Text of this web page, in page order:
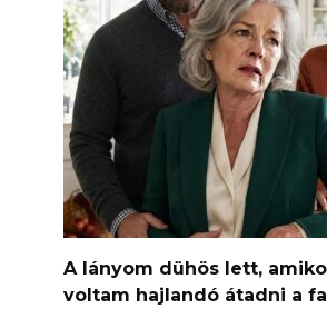
A lányom dühös lett,
voltam hajlandó átadni a